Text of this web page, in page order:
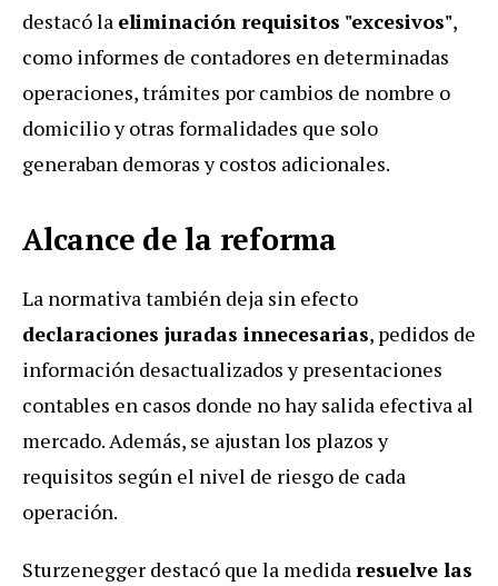
destacó la eliminación requisitos "excesivos",
como informes de contadores en determinadas
operaciones, trámites por cambios de nombre o
domicilio y otras formalidades que solo
generaban demoras y costos adicionales.
Alcance de la reforma
La normativa también deja sin efecto
declaraciones juradas innecesarias, pedidos de
información desactualizados y presentaciones
contables en casos donde no hay salida efectiva al
mercado. Además, se ajustan los plazos y
requisitos según el nivel de riesgo de cada
operación.
Sturzenegger destacó que la medidaresuelve las